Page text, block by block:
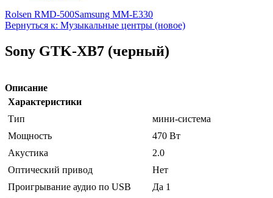
Rolsen RMD-500Samsung MM-E330
Вернуться к: Музыкальные центры (новое)
Sony GTK-XB7 (черный)
Описание
Характеристики
Тип
мини-система
Мощность
470 Вт
Акустика
2.0
Оптический привод
Нет
Проигрывание аудио по USB
Да 1